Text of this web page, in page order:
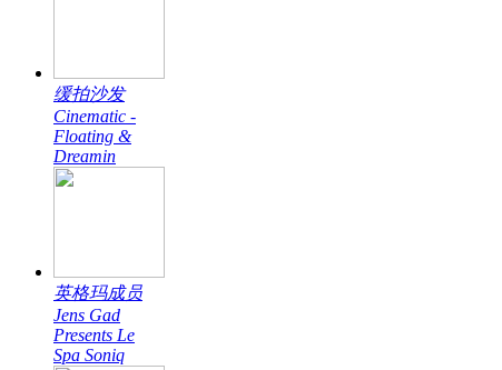
缓拍沙发
Cinematic -
Floating &
Dreamin
英格玛成员
Jens Gad
Presents Le
Spa Soniq